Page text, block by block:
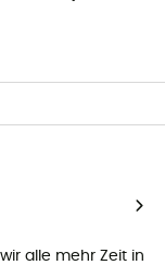
alle mehr Zeit in